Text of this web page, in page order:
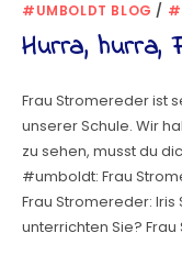
#UMBOLDT BLOG /
Hurra,
Frau Stromereder ist
unserer Schule. Wir
zu sehen, musst du
#umboldt: Frau
Frau Stromereder:
unterrichten Sie?